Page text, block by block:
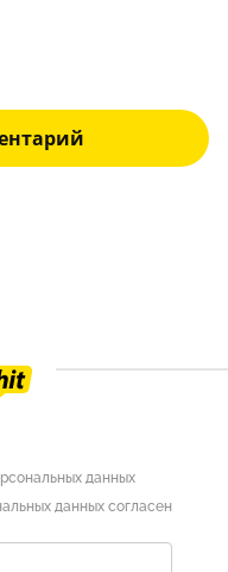
данных
данных согласен